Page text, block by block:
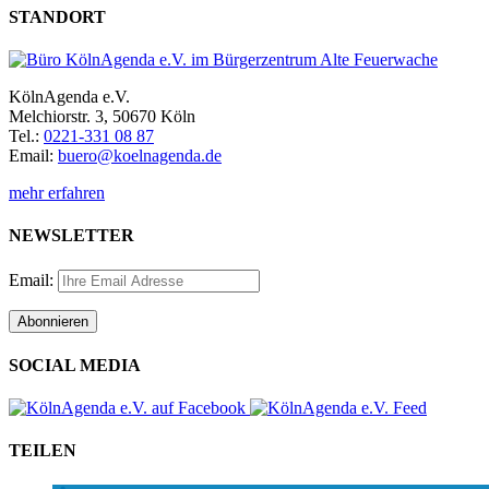
STANDORT
KölnAgenda e.V.
Melchiorstr. 3, 50670 Köln
Tel.: 0221-331 08 87
Email: buero@koelnagenda.de
mehr erfahren
NEWSLETTER
Email:
SOCIAL MEDIA
TEILEN